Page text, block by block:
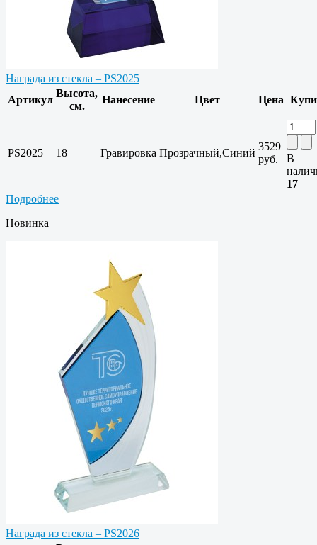
Награда из стекла – PS2025
Артикул
Высота,
см.
Нанесение Цвет Цена
PS2025 18 Гравировка Прозрачный,Синий
3529
руб.
В
17
Подробнее
Новинка
Награда из стекла – PS2026